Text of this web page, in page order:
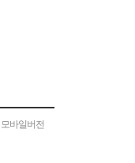
모바일버전